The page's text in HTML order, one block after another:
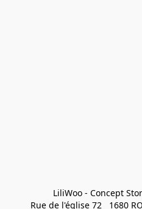
LiliWoo - Concept
Rue de l'église 72   1680